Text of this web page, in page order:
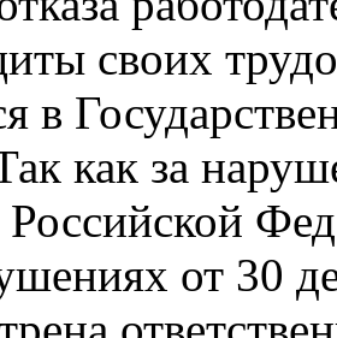
своих
в
как за
от 30